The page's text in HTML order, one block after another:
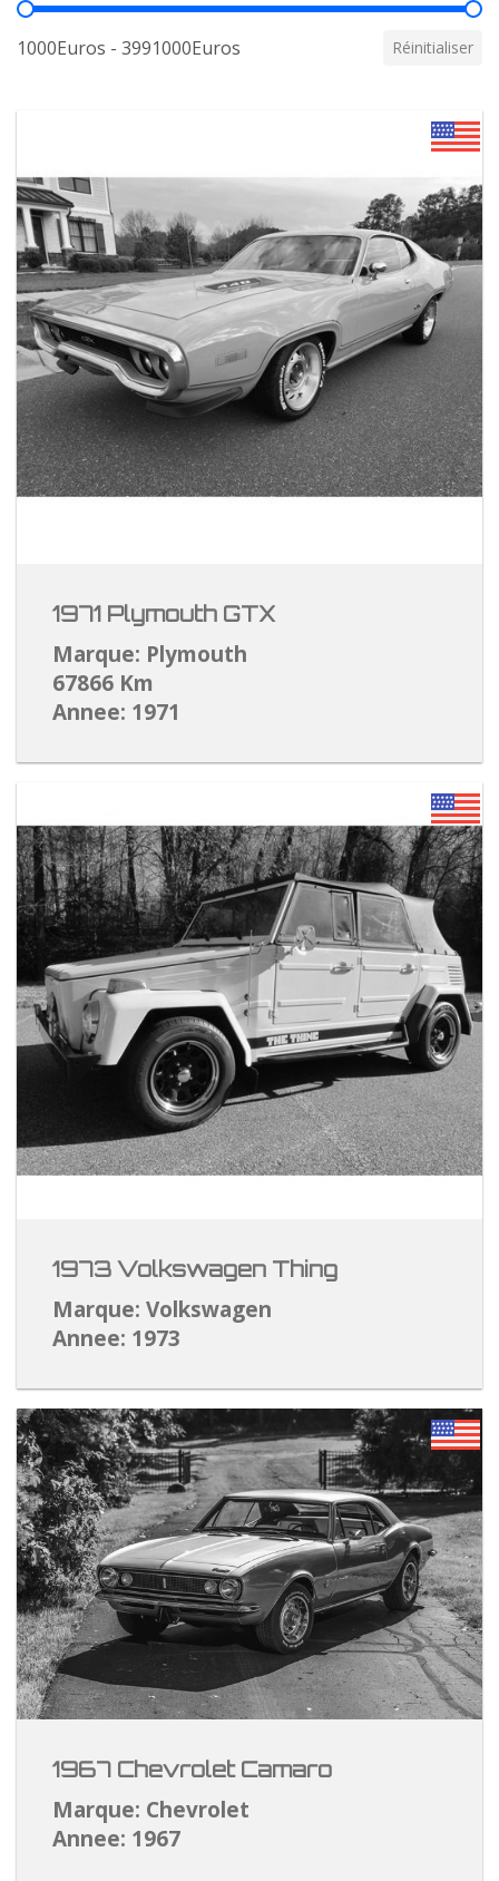
Prix
1000Euros - 3991000Euros Réinitialiser
1971 Plymouth GTX
Marque: Plymouth
67866 Km
Annee: 1971
1973 Volkswagen Thing
Marque: Volkswagen
Annee: 1973
1967 Chevrolet Camaro
Marque: Chevrolet
Annee: 1967